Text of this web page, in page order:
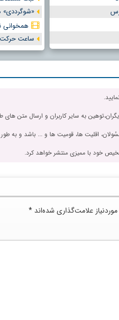
«شوگرددی»
همخوانی
ساعت
به سایر کاربران و ارسال متن های
اقلیت ها، قومیت ها و ... باشد و به
خود با ممیزی منتشر خواهد کرد.
علامت‌گذاری شده‌اند *